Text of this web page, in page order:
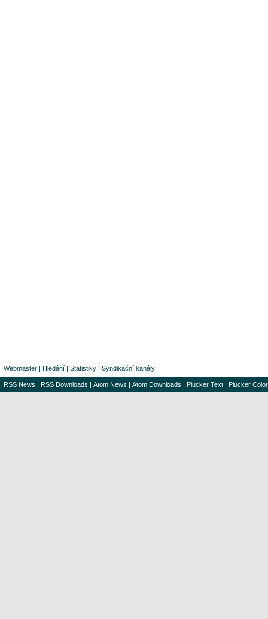
Webmaster | Hledání | Statistiky | Syndikační kanály
RSS News | RSS Downloads | Atom News | Atom Downloads | Plucker Text | Plucker Color